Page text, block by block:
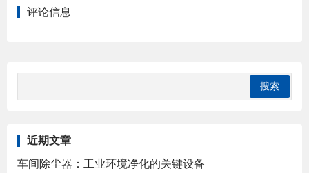
评论信息
近期文章
车间除尘器：工业环境净化的关键设备